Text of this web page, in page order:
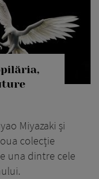
Miyazaki și
colecție
una dintre cele